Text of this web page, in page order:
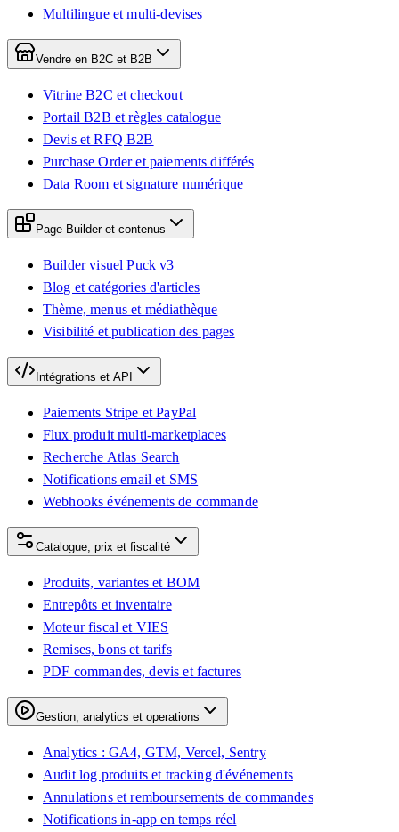
Multilingue et multi-devises
Vendre en B2C et B2B
Vitrine B2C et checkout
Portail B2B et règles catalogue
Devis et RFQ B2B
Purchase Order et paiements différés
Data Room et signature numérique
Page Builder et contenus
Builder visuel Puck v3
Blog et catégories d'articles
Thème, menus et médiathèque
Visibilité et publication des pages
Intégrations et API
Paiements Stripe et PayPal
Flux produit multi-marketplaces
Recherche Atlas Search
Notifications email et SMS
Webhooks événements de commande
Catalogue, prix et fiscalité
Produits, variantes et BOM
Entrepôts et inventaire
Moteur fiscal et VIES
Remises, bons et tarifs
PDF commandes, devis et factures
Gestion, analytics et operations
Analytics : GA4, GTM, Vercel, Sentry
Audit log produits et tracking d'événements
Annulations et remboursements de commandes
Notifications in-app en temps réel